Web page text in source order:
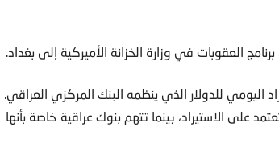
العقوبات في وزارة الخزانة الأميركية إلى بغداد.
اليومي للدولار الذي ينظمه البنك المركزي العراقي.
على الاستيراد، بينما تتهم بنوك عراقية خاصة بأنها